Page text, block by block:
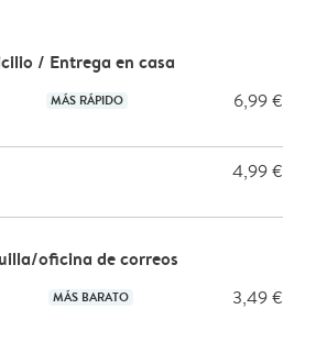
/ Entrega en casa
MÁS RÁPIDO 6,99 €
4,99 €
oficina de correos
MÁS BARATO 3,49 €